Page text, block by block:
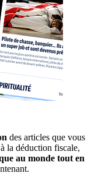
des articles que vous
la déduction fiscale,
au monde tout en